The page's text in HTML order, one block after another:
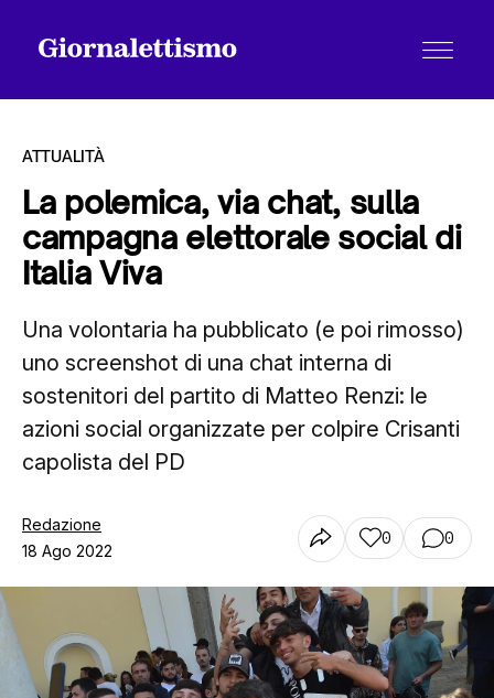
Tutti gli articoli
Chi siamo
Contatti
ATTUALITÀ
La polemica, via chat, sulla
campagna elettorale social di
Italia Viva
Una volontaria ha pubblicato (e poi rimosso)
uno screenshot di una chat interna di
sostenitori del partito di Matteo Renzi: le
azioni social organizzate per colpire Crisanti
capolista del PD
Redazione
18 Ago 2022
0 0